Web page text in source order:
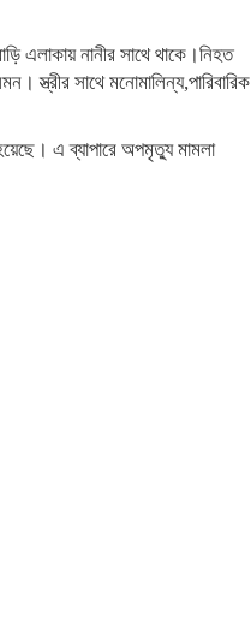
এলাকায় নানীর সাথে থাকে।নিহত
স্ত্রীর সাথে মনোমালিন্য,পারিবারিক
এ ব্যাপারে অপমৃত্যু মামলা